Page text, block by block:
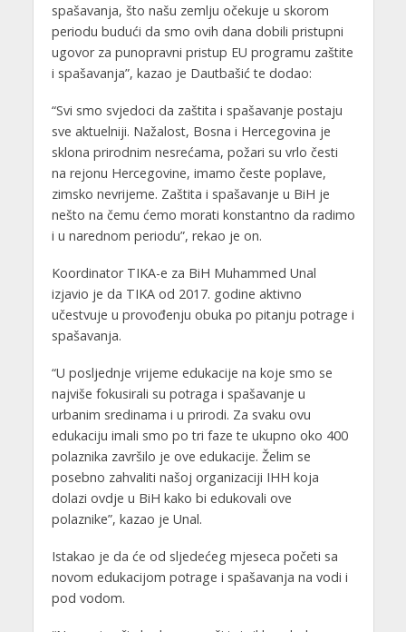
spašavanja, što našu zemlju očekuje u skorom
periodu budući da smo ovih dana dobili pristupni
ugovor za punopravni pristup EU programu zaštite
i spašavanja”, kazao je Dautbašić te dodao:
“Svi smo svjedoci da zaštita i spašavanje postaju
sve aktuelniji. Nažalost, Bosna i Hercegovina je
sklona prirodnim nesrećama, požari su vrlo česti
na rejonu Hercegovine, imamo česte poplave,
zimsko nevrijeme. Zaštita i spašavanje u BiH je
nešto na čemu ćemo morati konstantno da radimo
i u narednom periodu”, rekao je on.
Koordinator TIKA-e za BiH Muhammed Unal
izjavio je da TIKA od 2017. godine aktivno
učestvuje u provođenju obuka po pitanju potrage i
spašavanja.
“U posljednje vrijeme edukacije na koje smo se
najviše fokusirali su potraga i spašavanje u
urbanim sredinama i u prirodi. Za svaku ovu
edukaciju imali smo po tri faze te ukupno oko 400
polaznika završilo je ove edukacije. Želim se
posebno zahvaliti našoj organizaciji IHH koja
dolazi ovdje u BiH kako bi edukovali ove
polaznike”, kazao je Unal.
Istakao je da će od sljedećeg mjeseca početi sa
novom edukacijom potrage i spašavanja na vodi i
pod vodom.